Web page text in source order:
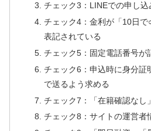
チェック3：LINEでの申し込
チェック4：金利が「10日で
表記されている
チェック5：固定電話番号が
チェック6：申込時に身分証
で送るよう求める
チェック7：「在籍確認なし
チェック8：サイトの運営者